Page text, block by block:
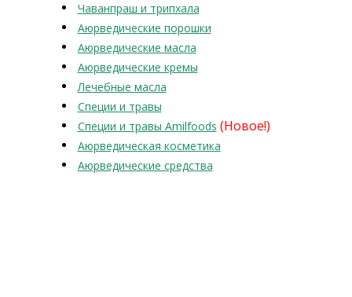
Чаванпраш и трипхала
Аюрведические порошки
Аюрведические масла
Аюрведические кремы
Лечебные масла
Специи и травы
Специи и травы Amilfoods (Новое!)
Аюрведическая косметика
Аюрведические средства